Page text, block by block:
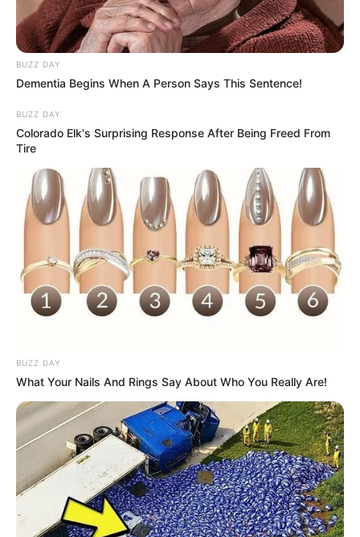
Painel de boas-vindas simples
Primeiramente, vamos trazer alguns painéis bem
simples de serem feitos. Afinal, eles não levam
muitos elementos e podem ser feitos com
bastante agilidade.
Educação e Transformação
BUZZ DAY
Dementia Begins When A Person Says This Sentence!
BUZZ DAY
Colorado Elk's Surprising Response After Being Freed From
Tire
BUZZ DAY
What Your Nails And Rings Say About Who You Really Are!